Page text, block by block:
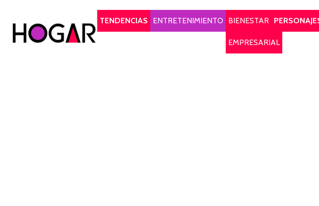
TENDENCIAS
ENTRETENIMIENTO BIENESTAR
EMPRESARIAL